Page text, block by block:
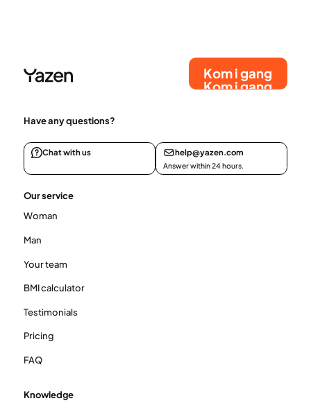
Kom i gang
Kom i gang
Have any questions?
Chat with us help@yazen.com
Answer within 24 hours.
Our service
Woman
Man
Your team
BMI calculator
Testimonials
Pricing
FAQ
Knowledge